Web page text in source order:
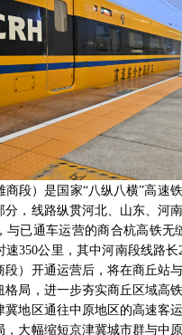
商段）是国家“八纵八横”高速
分，线路纵贯河北、山东、河
与已通车运营的商合杭高铁无
速350公里，其中河南段线路
段）开通运营后，将在商丘站
格局，进一步夯实商丘区域高
冀地区通往中原地区的高速客
，大幅缩短京津冀城市群与中